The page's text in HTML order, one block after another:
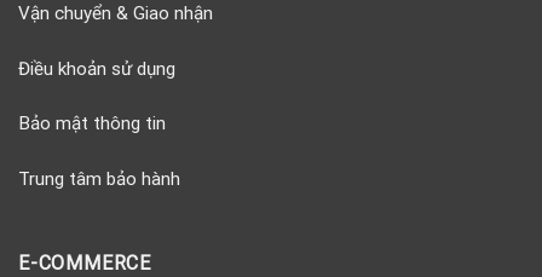
Vận chuyển & Giao nhận
Điều khoản sử dụng
Bảo mật thông tin
Trung tâm bảo hành
E-COMMERCE